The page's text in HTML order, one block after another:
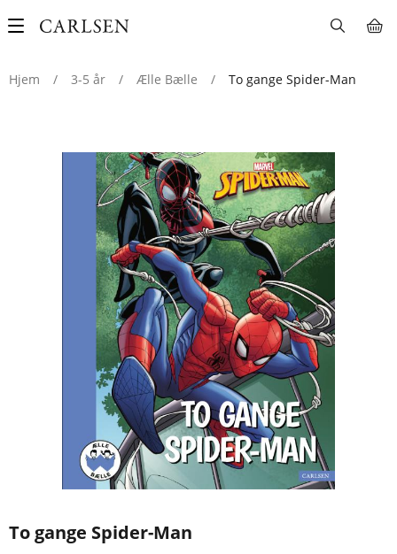
Main
Hjem
/ 3-5 år / Ælle Bælle / To gange Spider-Man
To gange Spider-Man